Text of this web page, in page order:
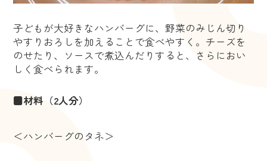
子どもが大好きなハンバーグに、野菜のみじん切り
やすりおろしを加えることで食べやすく。チーズを
のせたり、ソースで煮込んだりすると、さらにおい
しく食べられます。
■材料（2人分）
＜ハンバーグのタネ＞